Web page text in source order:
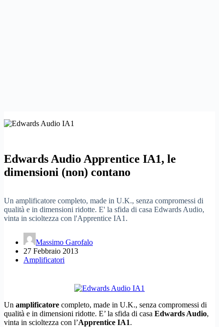
Edwards Audio Apprentice IA1, le
dimensioni (non) contano
Un amplificatore completo, made in U.K., senza compromessi di
qualità e in dimensioni ridotte. E' la sfida di casa Edwards Audio,
vinta in scioltezza con l'Apprentice IA1.
Massimo Garofalo
27 Febbraio 2013
Amplificatori
Un amplificatore completo, made in U.K., senza compromessi di
qualità e in dimensioni ridotte. E’ la sfida di casa Edwards Audio,
vinta in scioltezza con l’Apprentice IA1.